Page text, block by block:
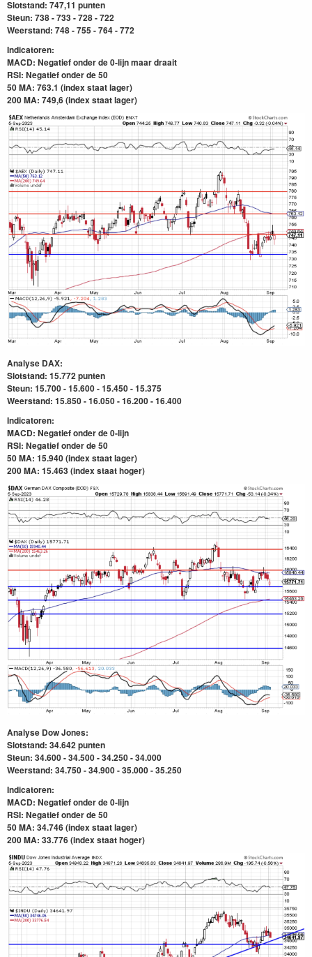
Slotstand: 747,11 punten
Steun: 738 - 733 - 728 - 722
Weerstand: 748 - 755 - 764 - 772
Indicatoren:
MACD: Negatief onderde 0-lijn maar draait
RSI: Negatief onder de 50
50 MA: 763.1 (index staat lager)
200 MA: 749,6(index staat lager)
Analyse DAX:
Slotstand: 15.772 punten
Steun: 15.700 - 15.600 - 15.450 - 15.375
Weerstand: 15.850 - 16.050 - 16.200 - 16.400
Indicatoren:
MACD: Negatief onder de 0-lijn
RSI: Negatief onder de 50
50 MA: 15.940 (index staat lager)
200 MA: 15.463(index staat hoger)
Analyse Dow Jones:
Slotstand: 34.642punten
Steun: 34.600 - 34.500 - 34.250 - 34.000
Weerstand: 34.750 - 34.900 - 35.000 - 35.250
Indicatoren:
MACD: Negatief onder de 0-lijn
RSI: Negatief onder de 50
50 MA: 34.746 (index staat lager)
200 MA: 33.776(index staat hoger)